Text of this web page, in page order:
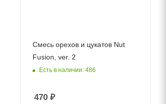
Смесь орехов и цукатов Nut
Fusion, ver. 2
Есть в наличии: 486
470 ₽